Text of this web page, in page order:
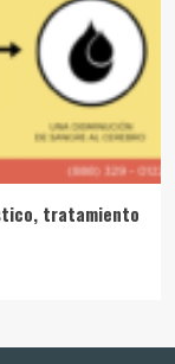
tratamiento